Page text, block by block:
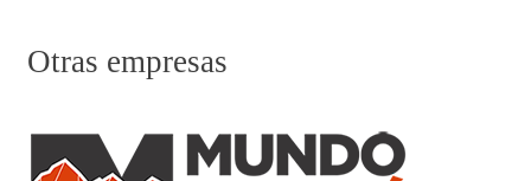
Otras empresas